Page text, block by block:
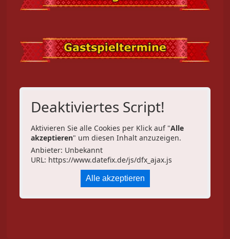
Deaktiviertes Script!
Aktivieren Sie alle Cookies per Klick auf "Alle
akzeptieren" um diesen Inhalt anzuzeigen.
Anbieter: Unbekannt
URL: https://www.datefix.de/js/dfx_ajax.js
Alle akzeptieren